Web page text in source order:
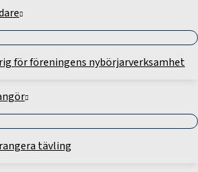
för föreningens nybörjarverksamhet
tävling